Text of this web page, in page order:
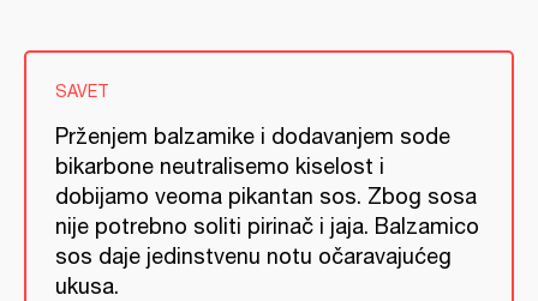
SAVET
Prženjem balzamike i dodavanjem sode
bikarbone neutralisemo kiselost i
dobijamo veoma pikantan sos. Zbog sosa
nije potrebno soliti pirinač i jaja. Balzamico
sos daje jedinstvenu notu očaravajućeg
ukusa.